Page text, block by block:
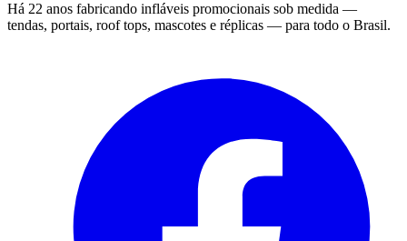
Há 22 anos fabricando infláveis promocionais sob medida —
tendas, portais, roof tops, mascotes e réplicas — para todo o Brasil.